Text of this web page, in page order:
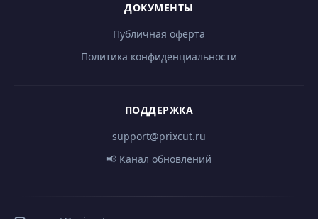
ДОКУМЕНТЫ
Публичная оферта
Политика конфиденциальности
ПОДДЕРЖКА
support@prixcut.ru
📢 Канал обновлений